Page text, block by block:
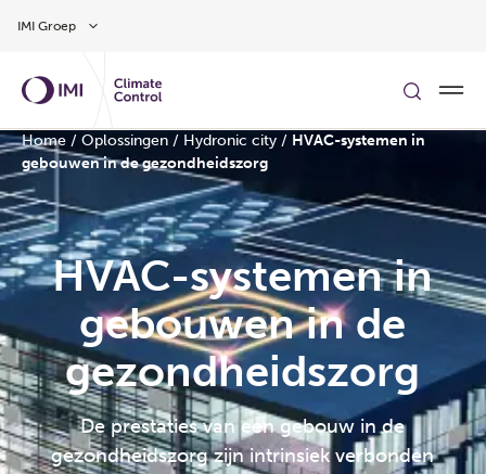
IMI Groep
Home / Oplossingen / Hydronic city / HVAC-systemen in
gebouwen in de gezondheidszorg
HVAC-systemen in
gebouwen in de
gezondheidszorg
De prestaties van een gebouw in de
gezondheidszorg zijn intrinsiek verbonden